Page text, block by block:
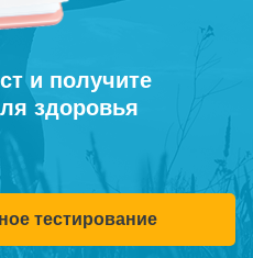
и получите
здоровья
тестирование